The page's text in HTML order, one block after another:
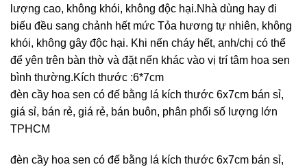
lượng cao, không khói, không độc hại.Nhà dùng hay đi
biếu đều sang chảnh hết mức Tỏa hương tự nhiên, không
khói, không gây độc hại. Khi nến cháy hết, anh/chị có thể
để yên trên bàn thờ và đặt nến khác vào vị trí tâm hoa sen
bình thường.Kích thước :6*7cm
đèn cầy hoa sen có đế bằng lá kích thước 6x7cm bán sỉ,
giá sỉ, bán rẻ, giá rẻ, bán buôn, phân phối số lượng lớn
TPHCM
đèn cầy hoa sen có đế bằng lá kích thước 6x7cm bán sỉ,